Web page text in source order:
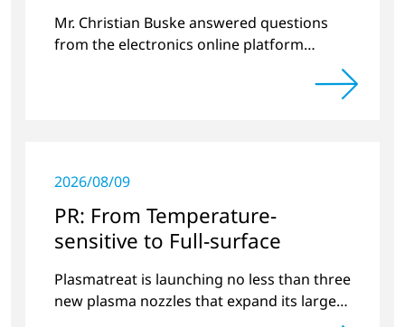
Mr. Christian Buske answered questions
from the electronics online platform
Circuitnet regarding a review of 2022 and a
2026/08/09
PR: From Temperature-
sensitive to Full-surface
Plasmatreat is launching no less than three
new plasma nozzles that expand its large